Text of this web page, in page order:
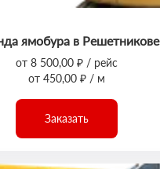
ямобура в Решетникове
от 8 500,00 ₽ / рейс
от 450,00 ₽ / м
Заказать